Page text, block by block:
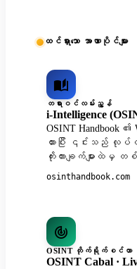
ထင်ရှားသော အာဏာပိုင်များ
တရားဝင်လမ်းညွှန်
i-Intelligence
OSINT Handbook ၏
ထားပြီး ၎င်းသည် လု
ကိုးကားချက်များထဲ
osinthandbook.com
OSINT တိုက်ရိုက်စင်တာ
OSINT Cabal ·